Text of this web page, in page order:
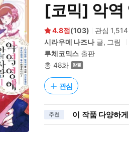
[코믹] 악역
4.8 (103) 관심 1,514
시라우메 나즈나글, 그림
루체코믹스 출판
총 48화
관심
추천 이 작품 다양하